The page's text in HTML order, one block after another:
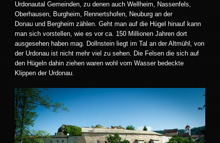
Urdonautal Gemeinden, zu denen auch Wellheim, Nassenfels,
Oberhausen, Burgheim, Rennertshofen, Neuburg an der
Donau und Bergheim zählen. Geht man auf die Hügel hinauf kann
man sich vorstellen, wie es vor ca. 150 Millionen Jahren dort
ausgesehen haben mag. Dollnstein liegt im Tal an der Altmühl, von
der Urdonau ist nicht mehr viel zu sehen. Die Felsen die sich auf
den Hügeln dahin ziehen waren wohl vom Wasser bedeckte
Klippen der Urdonau.